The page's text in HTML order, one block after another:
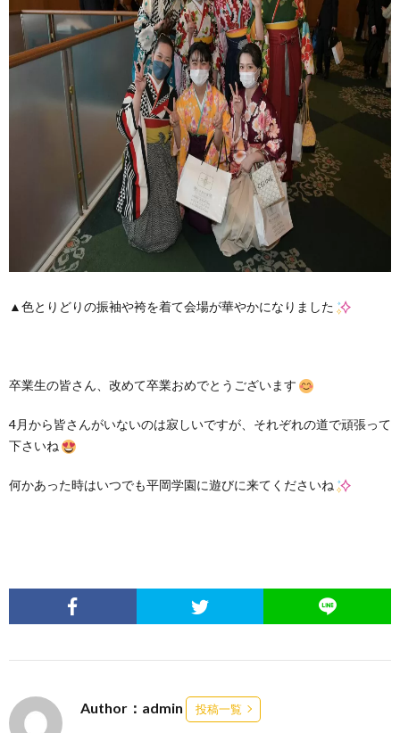
▲色とりどりの振袖や袴を着て会場が華やかになりました
卒業生の皆さん、改めて卒業おめでとうございます
4月から皆さんがいないのは寂しいですが、それぞれの道で頑張って
下さいね
何かあった時はいつでも平岡学園に遊びに来てくださいね
Author：admin 投稿一覧